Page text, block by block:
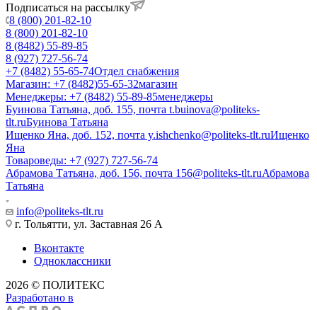
Подписаться на рассылку
8 (800) 201-82-10
8 (800) 201-82-10
8 (8482) 55-89-85
8 (927) 727-56-74
+7 (8482) 55-65-74Отдел снабжения
Магазин: +7 (8482)55-65-32магазин
Менеджеры: +7 (8482) 55-89-85менеджеры
Буинова Татьяна, доб. 155, почта t.buinova@politeks-
tlt.ruБуинова Татьяна
Ищенко Яна, доб. 152, почта y.ishchenko@politeks-tlt.ruИщенко
Яна
Товароведы: +7 (927) 727-56-74
Абрамова Татьяна, доб. 156, почта 156@politeks-tlt.ruАбрамова
Татьяна
info@politeks-tlt.ru
г. Тольятти, ул. Заставная 26 А
Вконтакте
Одноклассники
2026 © ПОЛИТЕКС
Разработано в